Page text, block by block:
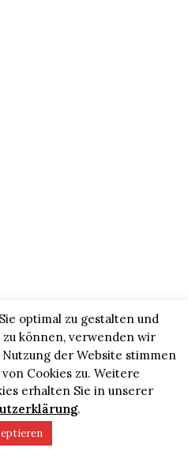
optimal zu gestalten und
können, verwenden wir
der Website stimmen
Cookies zu. Weitere
erhalten Sie in unserer
.